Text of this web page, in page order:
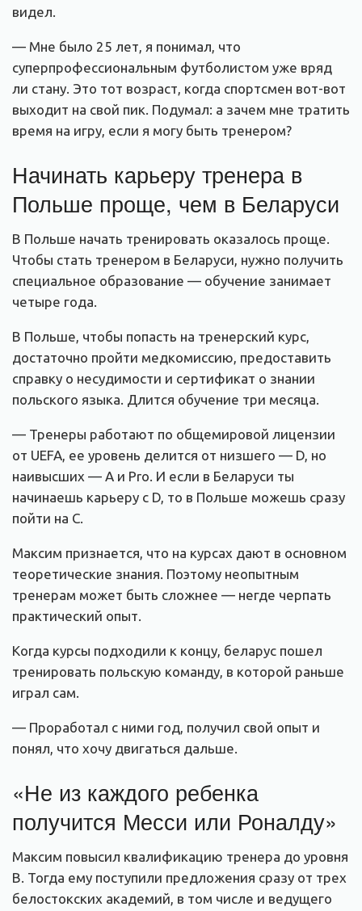
видел.
— Мне было 25 лет, я понимал, что
суперпрофессиональным футболистом уже вряд
ли стану. Это тот возраст, когда спортсмен вот-вот
выходит на свой пик. Подумал: а зачем мне тратить
время на игру, если я могу быть тренером?
Начинать карьеру тренера в
Польше проще, чем в Беларуси
В Польше начать тренировать оказалось проще.
Чтобы стать тренером в Беларуси, нужно получить
специальное образование — обучение занимает
четыре года.
В Польше, чтобы попасть на тренерский курс,
достаточно пройти медкомиссию, предоставить
справку о несудимости и сертификат о знании
польского языка. Длится обучение три месяца.
— Тренеры работают по общемировой лицензии
от UEFA, ее уровень делится от низшего — D, но
наивысших — A и Pro. И если в Беларуси ты
начинаешь карьеру с D, то в Польше можешь сразу
пойти на C.
Максим признается, что на курсах дают в основном
теоретические знания. Поэтому неопытным
тренерам может быть сложнее — негде черпать
практический опыт.
Когда курсы подходили к концу, беларус пошел
тренировать польскую команду, в которой раньше
играл сам.
— Проработал с ними год, получил свой опыт и
понял, что хочу двигаться дальше.
«Не из каждого ребенка
получится Месси или Роналду»
Максим повысил квалификацию тренера до уровня
B. Тогда ему поступили предложения сразу от трех
белостокских академий, в том числе и ведущего